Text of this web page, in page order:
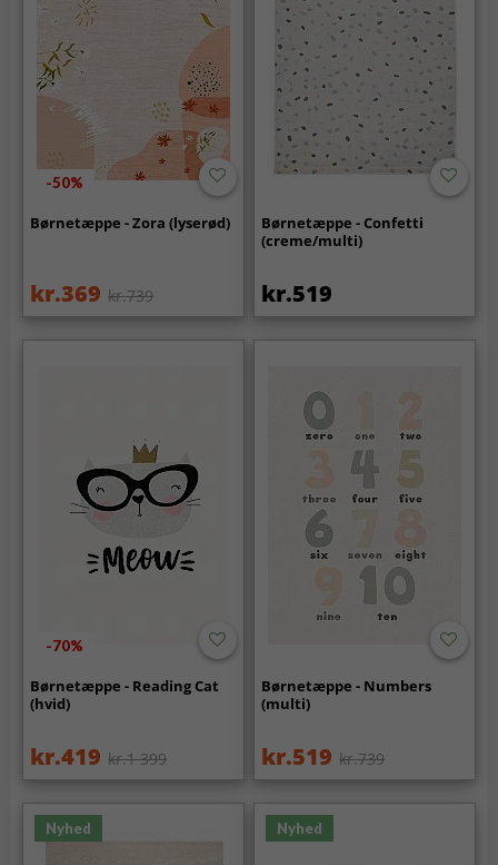
-50%
Børnetæppe - Zora (lyserød)
kr.369 kr.739
Børnetæppe - Confetti
(creme/multi)
kr.519
-70%
Børnetæppe - Reading Cat
(hvid)
kr.419 kr.1 399
Børnetæppe - Numbers
(multi)
kr.519 kr.739
Nyhed Nyhed